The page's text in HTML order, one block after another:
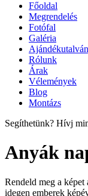
Főoldal
Megrendelés
Fotófal
Galéria
Rólunk
Árak
Vélemények
Blog
Montázs
Segíthetünk? Hívj
Anyák
Rendeld meg a képet
idegen emberek